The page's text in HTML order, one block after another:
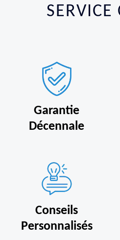
SERVICE
Garantie
Décennale
Conseils
Personnalisés